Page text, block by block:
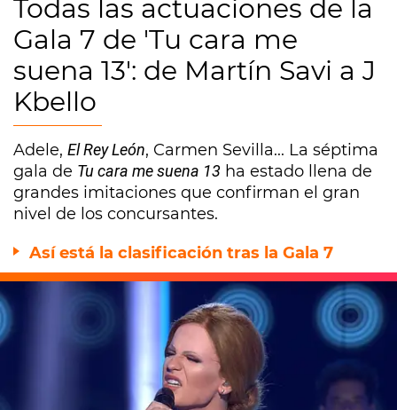
Todas las actuaciones de la
Gala 7 de 'Tu cara me
suena 13': de Martín Savi a J
Kbello
Adele, El Rey León, Carmen Sevilla... La séptima
gala de Tu cara me suena 13 ha estado llena de
grandes imitaciones que confirman el gran
nivel de los concursantes.
Así está la clasificación tras la Gala 7